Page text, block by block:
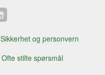
Sikkerhet og personvern
Ofte stilte spørsmål